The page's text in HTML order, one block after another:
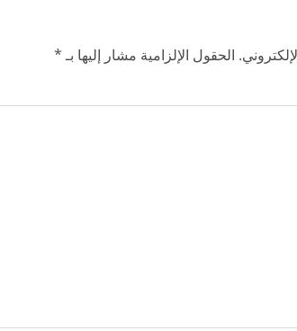
الحقول الإلزامية مشار إليها بـ*